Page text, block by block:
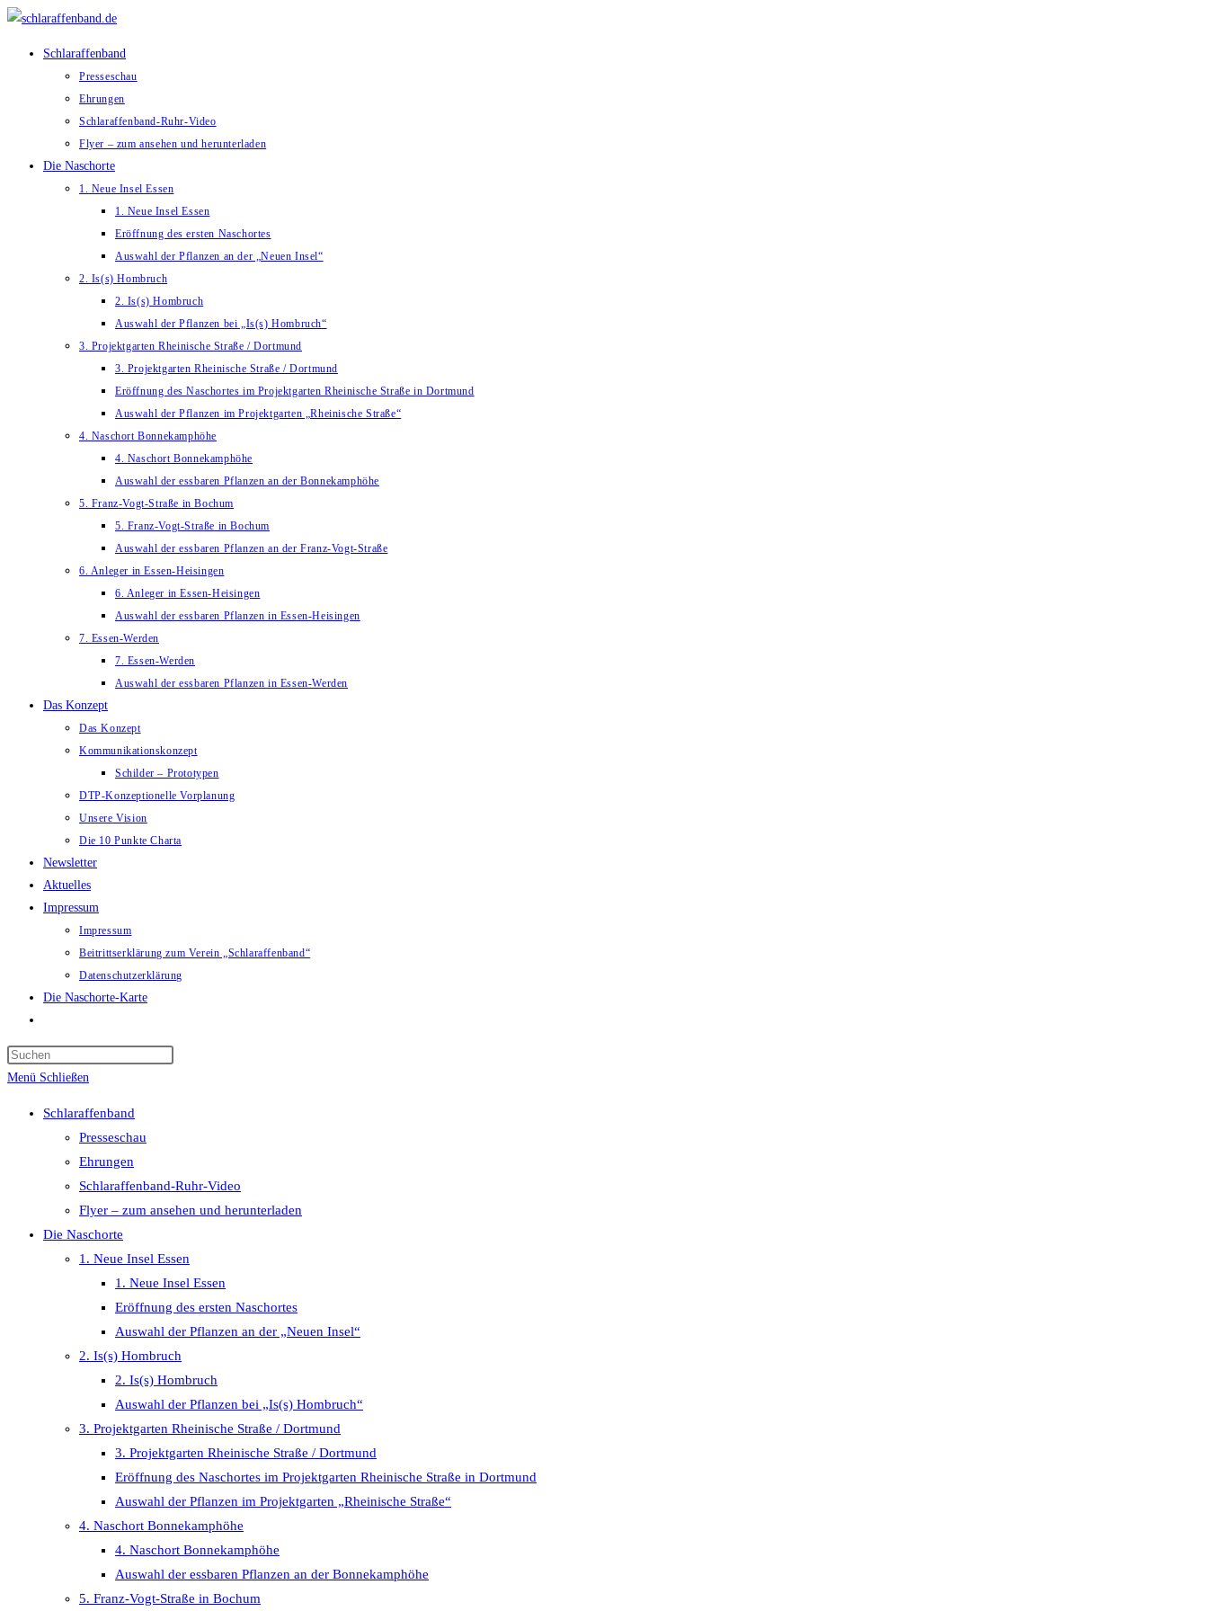
Zum
springen
Schlaraffenband
Presseschau
Ehrungen
Schlaraffenband-Ruhr-Video
Flyer – zum ansehen und herunterladen
Die Naschorte
1. Neue Insel Essen
1. Neue Insel Essen
Eröffnung des ersten Naschortes
Auswahl der Pflanzen an der „Neuen Insel“
2. Is(s) Hombruch
2. Is(s) Hombruch
Auswahl der Pflanzen bei „Is(s) Hombruch“
3. Projektgarten Rheinische Straße / Dortmund
3. Projektgarten Rheinische Straße / Dortmund
Eröffnung des Naschortes im Projektgarten Rheinische Straße in Dortmund
Auswahl der Pflanzen im Projektgarten „Rheinische Straße“
4. Naschort Bonnekamphöhe
4. Naschort Bonnekamphöhe
Auswahl der essbaren Pflanzen an der Bonnekamphöhe
5. Franz-Vogt-Straße in Bochum
5. Franz-Vogt-Straße in Bochum
Auswahl der essbaren Pflanzen an der Franz-Vogt-Straße
6. Anleger in Essen-Heisingen
6. Anleger in Essen-Heisingen
Auswahl der essbaren Pflanzen in Essen-Heisingen
7. Essen-Werden
7. Essen-Werden
Auswahl der essbaren Pflanzen in Essen-Werden
Das Konzept
Das Konzept
Kommunikationskonzept
Schilder – Prototypen
DTP-Konzeptionelle Vorplanung
Unsere Vision
Die 10 Punkte Charta
Newsletter
Aktuelles
Impressum
Impressum
Beitrittserklärung zum Verein „Schlaraffenband“
Datenschutzerklärung
Die Naschorte-Karte
umschalten
panel.
Menü Schließen
Schlaraffenband
Presseschau
Ehrungen
Schlaraffenband-Ruhr-Video
Flyer – zum ansehen und herunterladen
Die Naschorte
1. Neue Insel Essen
1. Neue Insel Essen
Eröffnung des ersten Naschortes
Auswahl der Pflanzen an der „Neuen Insel“
2. Is(s) Hombruch
2. Is(s) Hombruch
Auswahl der Pflanzen bei „Is(s) Hombruch“
3. Projektgarten Rheinische Straße / Dortmund
3. Projektgarten Rheinische Straße / Dortmund
Eröffnung des Naschortes im Projektgarten Rheinische Straße in Dortmund
Auswahl der Pflanzen im Projektgarten „Rheinische Straße“
4. Naschort Bonnekamphöhe
4. Naschort Bonnekamphöhe
Auswahl der essbaren Pflanzen an der Bonnekamphöhe
5. Franz-Vogt-Straße in Bochum